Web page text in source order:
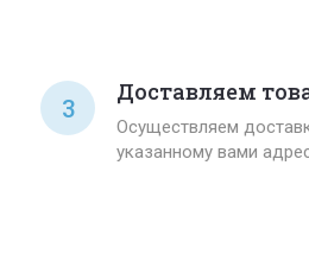
3
Доставляем
Осуществляем
указанному вами